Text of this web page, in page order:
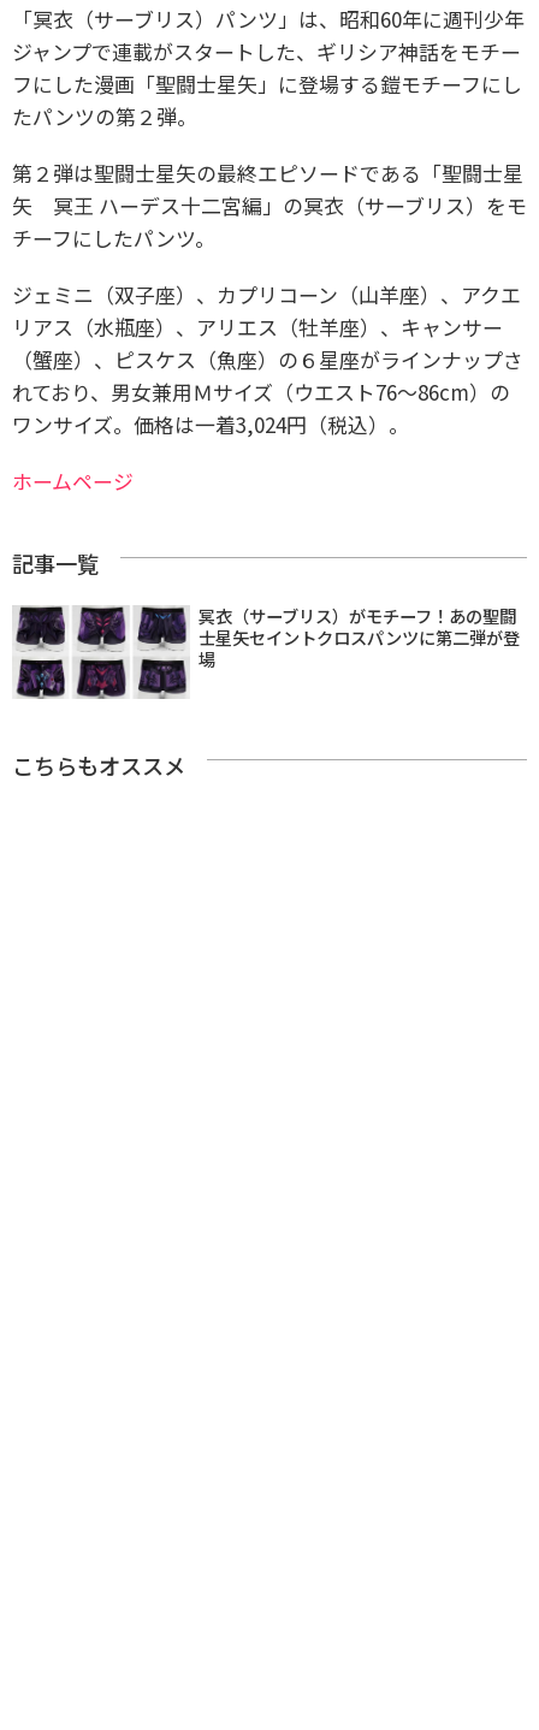
「冥衣（サーブリス）パンツ」は、昭和60年に週刊少年
ジャンプで連載がスタートした、ギリシア神話をモチー
フにした漫画「聖闘士星矢」に登場する鎧モチーフにし
たパンツの第２弾。
第２弾は聖闘士星矢の最終エピソードである「聖闘士星
矢 冥王 ハーデス十二宮編」の冥衣（サーブリス）をモ
チーフにしたパンツ。
ジェミニ（双子座）、カプリコーン（山羊座）、アクエ
リアス（水瓶座）、アリエス（牡羊座）、キャンサー
（蟹座）、ピスケス（魚座）の６星座がラインナップさ
れており、男女兼用Ｍサイズ（ウエスト76～86cm）の
ワンサイズ。価格は一着3,024円（税込）。
ホームページ
記事一覧
冥衣（サーブリス）がモチーフ！あの聖闘
士星矢セイントクロスパンツに第二弾が登
場
こちらもオススメ